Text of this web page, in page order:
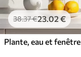
38.37€23.02 €
Plante, eau et fenêtre